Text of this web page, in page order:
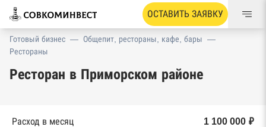
ОСТАВИТЬ ЗАЯВКУ
Готовый бизнес — Общепит, рестораны, кафе, бары —
Рестораны
Ресторан в Приморском районе
Расход в месяц
1 100 000 ₽